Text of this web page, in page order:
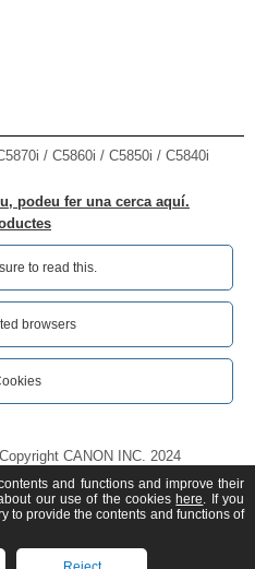
/ C5860i / C5850i / C5840i
podeu fer una cerca aquí.
to read this.‎
browsers
Copyright CANON INC. 2024
and functions and improve their
our use of the cookies here. If you
to provide the contents and functions of